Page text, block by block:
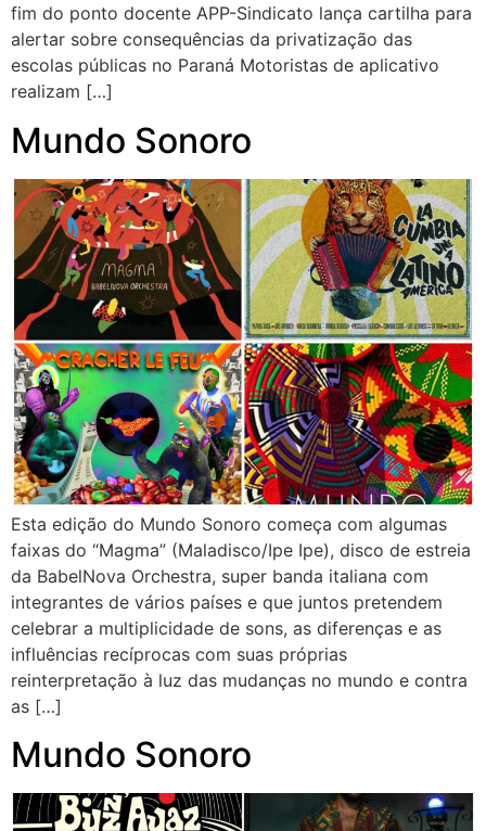
fim do ponto docente APP-Sindicato lança cartilha para
alertar sobre consequências da privatização das
escolas públicas no Paraná Motoristas de aplicativo
realizam […]
Mundo Sonoro
Esta edição do Mundo Sonoro começa com algumas
faixas do “Magma” (Maladisco/Ipe Ipe), disco de estreia
da BabelNova Orchestra, super banda italiana com
integrantes de vários países e que juntos pretendem
celebrar a multiplicidade de sons, as diferenças e as
influências recíprocas com suas próprias
reinterpretação à luz das mudanças no mundo e contra
as […]
Mundo Sonoro